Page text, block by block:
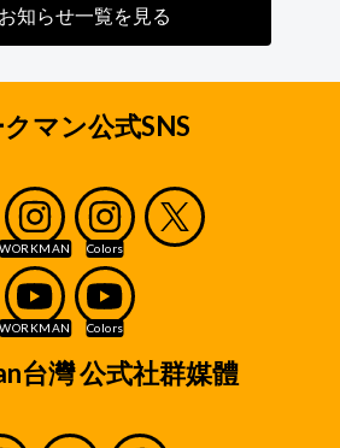
お知らせ一覧を見る
マン公式SNS
台灣 公式社群媒體